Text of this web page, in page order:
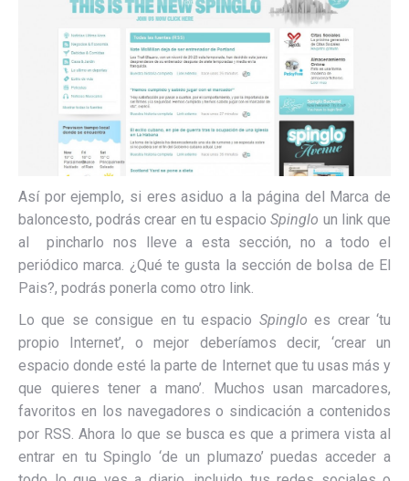
Así por ejemplo, si eres asiduo a la página del Marca de
baloncesto, podrás crear en tu espacio Spinglo un link que
al pincharlo nos lleve a esta sección, no a todo el
periódico marca. ¿Qué te gusta la sección de bolsa de El
Pais?, podrás ponerla como otro link.
Lo que se consigue en tu espacio Spinglo es crear ‘tu
propio Internet’, o mejor deberíamos decir, ‘crear un
espacio donde esté la parte de Internet que tu usas más y
que quieres tener a mano’. Muchos usan marcadores,
favoritos en los navegadores o sindicación a contenidos
por RSS. Ahora lo que se busca es que a primera vista al
entrar en tu Spinglo ‘de un plumazo’ puedas acceder a